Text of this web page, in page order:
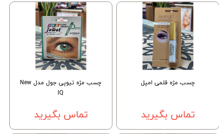
چسب مژه قلمی امپل
تماس بگیرید
چسب مژه تیوپی جول مدل New
IQ
تماس بگیرید